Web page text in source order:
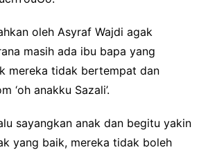
oleh Asyraf Wajdi agak
masih ada ibu bapa yang
mereka tidak bertempat dan
‘oh anakku Sazali’.
sayangkan anak dan begitu yakin
yang baik, mereka tidak boleh